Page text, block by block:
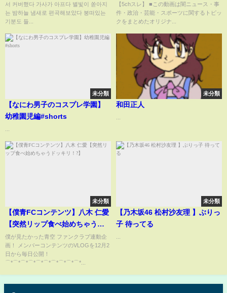
서 커버했다 가사가 아프다 별빛이 쏟아지
는 밤하늘 냄새로 편곡해보았다 붕떠있는
기분도 들...
【5chスレ】 ■この動画は闇ニュース・事
件・政治・芸能・スポーツに関するトピッ
クをまとめたオリジナ...
未分類
【なにわ男子のコスプレ学園】
幼稚園児編#shorts
未分類
和田正人
未分類
【僕青FCコンテンツ】八木 仁愛
【突然リップ食べ始めちゃうド
ッキリ！?】
僕が見たかった青空 ファンクラブ連動企
画！ メンバーコンテンツのVLOGを12月2
日から毎日公開！
⌒*⌒*⌒*⌒*⌒*⌒*⌒*⌒*⌒*⌒*...
未分類
【乃木坂46 松村沙友理 】ぶりっ
子 待ってる